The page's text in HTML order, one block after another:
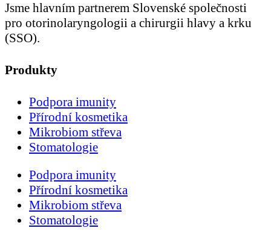
Jsme hlavním partnerem Slovenské společnosti
pro otorinolaryngologii a chirurgii hlavy a krku
(SSO).
Produkty
Podpora imunity
Přírodní kosmetika
Mikrobiom střeva
Stomatologie
Podpora imunity
Přírodní kosmetika
Mikrobiom střeva
Stomatologie